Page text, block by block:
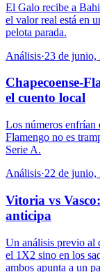
El Galo recibe a
el valor real está en
pelota parada.
Análisis·23 de junio,
Chapecoense-
el cuento local
Los números enfrían
Flamengo no es
Serie A.
Análisis·22 de junio,
Vitoria vs
anticipa
Un análisis previo al
el 1X2 sino en los
ambos apunta a un